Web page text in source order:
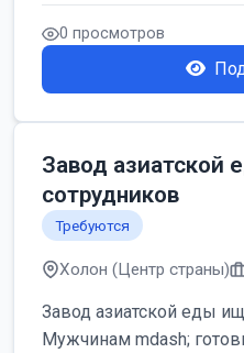
0 просмотров
Завод азиатской
сотрудников
Требуются
Холон (Центр страны)
Завод азиатской еды
Мужчинам mdash;